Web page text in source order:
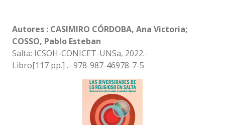
Autores : CASIMIRO CÓRDOBA, Ana Victoria;
COSSO, Pablo Esteban
Salta: ICSOH-CONICET-UNSa, 2022.-
Libro[117 pp.] .- 978-987-46978-7-5